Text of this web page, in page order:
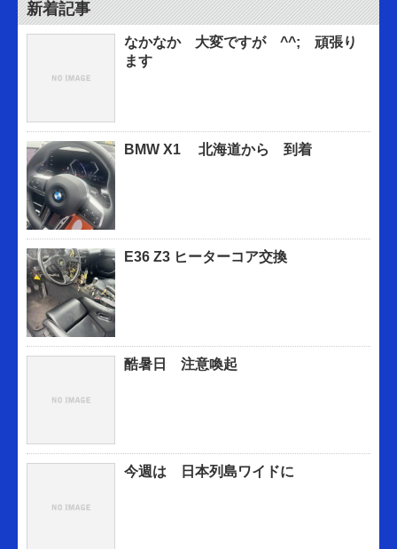
新着記事
なかなか 大変ですが ^^; 頑張り
ます
BMW X1 北海道から 到着
E36 Z3 ヒーターコア交換
酷暑日 注意喚起
今週は 日本列島ワイドに